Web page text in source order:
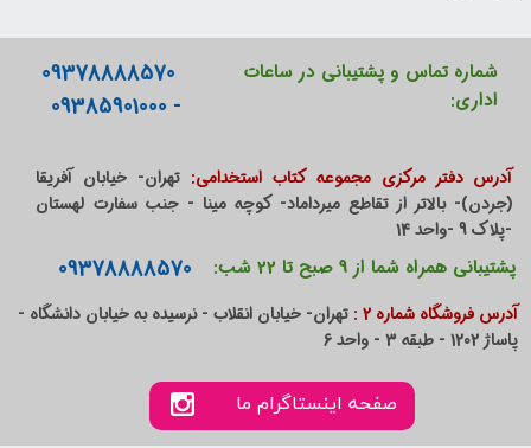
شماره تماس و پشتیبانی در ساعات
اداری:
09378888570
- 09385901000
آدرس دفتر مرکزی مجموعه کتاب استخدامی: تهران- خیابان آفریقا
(جردن)- بالاتر از تقاطع میرداماد- کوچه مینا - جنب سفارت لهستان
-پلاک 9 -واحد 14
صفحه اینستاگرام ما
پشتیبانی همراه شما از 9 صبح تا 22 شب: 09378888570
آدرس فروشگاه شماره 2 :
تهران- خیابان انقلاب - نرسیده به خیابان دانشگاه -
پاساژ 1202 - طبقه 3 - واحد 6